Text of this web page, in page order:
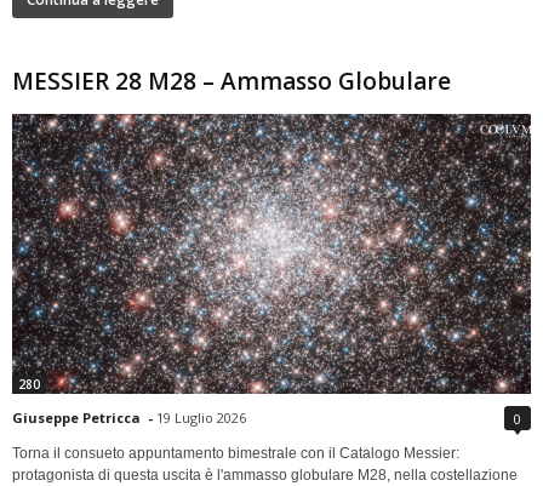
MESSIER 28 M28 – Ammasso Globulare
280
Giuseppe Petricca - 19 Luglio 2026 0
Torna il consueto appuntamento bimestrale con il Catalogo Messier:
protagonista di questa uscita è l'ammasso globulare M28, nella costellazione